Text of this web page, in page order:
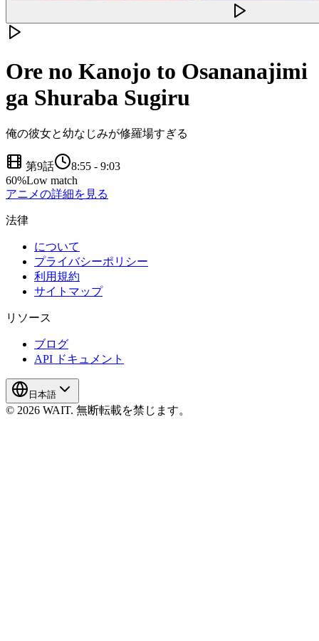
Ore no Kanojo to Osananajimi
ga Shuraba Sugiru
俺の彼女と幼なじみが修羅場すぎる
第9話 8:55 - 9:03
60%Low match
アニメの詳細を見る
法律
について
プライバシーポリシー
利用規約
サイトマップ
リソース
ブログ
API ドキュメント
日本語
© 2026 WAIT. 無断転載を禁じます。